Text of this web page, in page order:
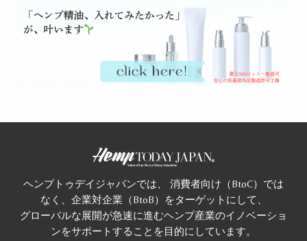
ヘンプトゥデイジャパンでは、 消費者向け（BtoC）では
なく、企業対企業（BtoB）をターゲットにして、
グローバルな展開が急速に進むヘンプ産業のイノベーショ
ンをサポートすることを目的にしています。